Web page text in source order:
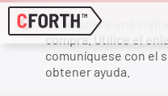
Se requiere una
compra. Utilice el
comuníquese con el
obtener ayuda.